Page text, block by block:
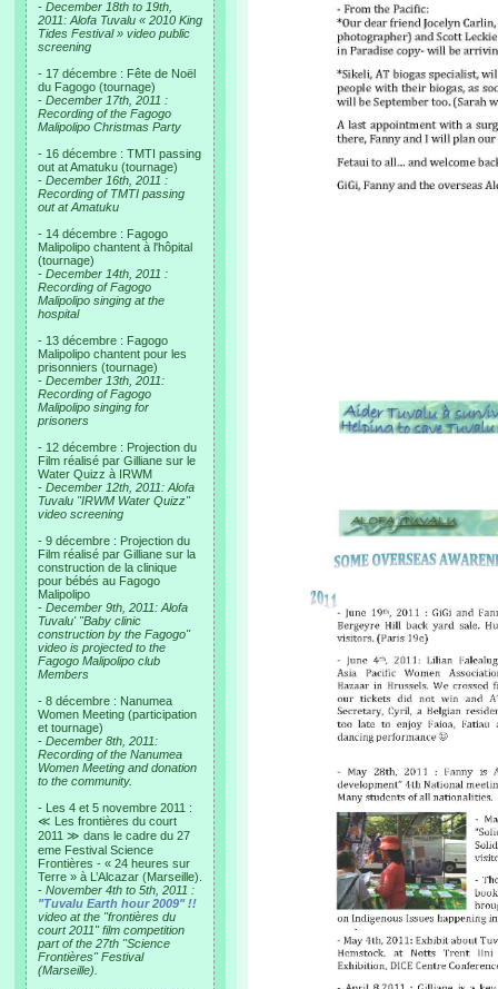
- December 18th to 19th,
2011: Alofa Tuvalu « 2010 King
Tides Festival » video public
screening
- 17 décembre : Fête de Noël
du Fagogo (tournage)
- December 17th, 2011 :
Recording of the Fagogo
Malipolipo Christmas Party
- 16 décembre : TMTI passing
out at Amatuku (tournage)
- December 16th, 2011 :
Recording of TMTI passing
out at Amatuku
- 14 décembre : Fagogo
Malipolipo chantent à l'hôpital
(tournage)
- December 14th, 2011 :
Recording of Fagogo
Malipolipo singing at the
hospital
- 13 décembre : Fagogo
Malipolipo chantent pour les
prisonniers (tournage)
- December 13th, 2011:
Recording of Fagogo
Malipolipo singing for
prisoners
- 12 décembre : Projection du
Film réalisé par Gilliane sur le
Water Quizz à IRWM
- December 12th, 2011: Alofa
Tuvalu "IRWM Water Quizz"
video screening
- 9 décembre : Projection du
Film réalisé par Gilliane sur la
construction de la clinique
pour bébés au Fagogo
Malipolipo
- December 9th, 2011: Alofa
Tuvalu' "Baby clinic
construction by the Fagogo"
video is projected to the
Fagogo Malipolipo club
Members
- 8 décembre : Nanumea
Women Meeting (participation
et tournage)
- December 8th, 2011:
Recording of the Nanumea
Women Meeting and donation
to the community.
- Les 4 et 5 novembre 2011 :
≪ Les frontières du court
2011 ≫ dans le cadre du 27
eme Festival Science
Frontières - « 24 heures sur
Terre » à L’Alcazar (Marseille).
- November 4th to 5th, 2011 :
"Tuvalu Earth hour 2009" !!
video at the "frontières du
court 2011" film competition
part of the 27th "Science
Frontières" Festival
(Marseille).